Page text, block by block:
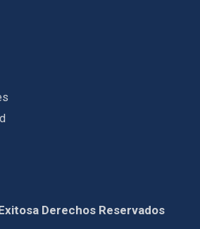
Derechos Reservados